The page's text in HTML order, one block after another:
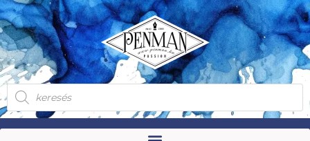
Skip
to
content
Products
search